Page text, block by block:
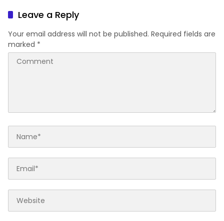
Leave a Reply
Your email address will not be published. Required fields are
marked *